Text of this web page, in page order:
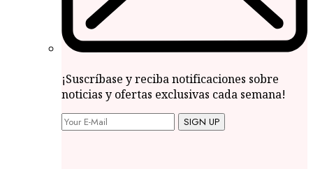
¡Suscríbase y reciba notificaciones sobre
noticias y ofertas exclusivas cada semana!
SIGN UP